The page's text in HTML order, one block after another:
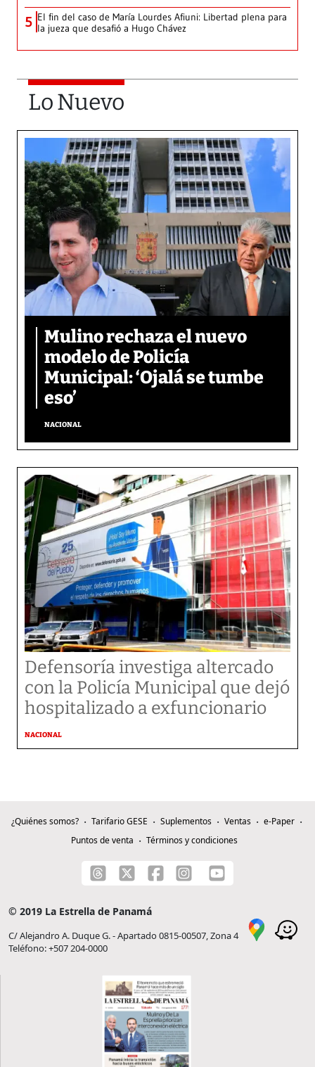
5 El fin del caso de María Lourdes Afiuni: Libertad plena para
la jueza que desafió a Hugo Chávez
Lo Nuevo
Mulino rechaza el nuevo
modelo de Policía
Municipal: ‘Ojalá se tumbe
eso’
NACIONAL
Defensoría investiga altercado
con la Policía Municipal que dejó
hospitalizado a exfuncionario
NACIONAL
¿Quiénes somos? Tarifario GESE Suplementos Ventas
e-Paper
Puntos de venta
Términos y condiciones
© 2019 La Estrella de Panamá
C/ Alejandro A. Duque G. - Apartado 0815-00507, Zona 4
Teléfono: +507 204-0000